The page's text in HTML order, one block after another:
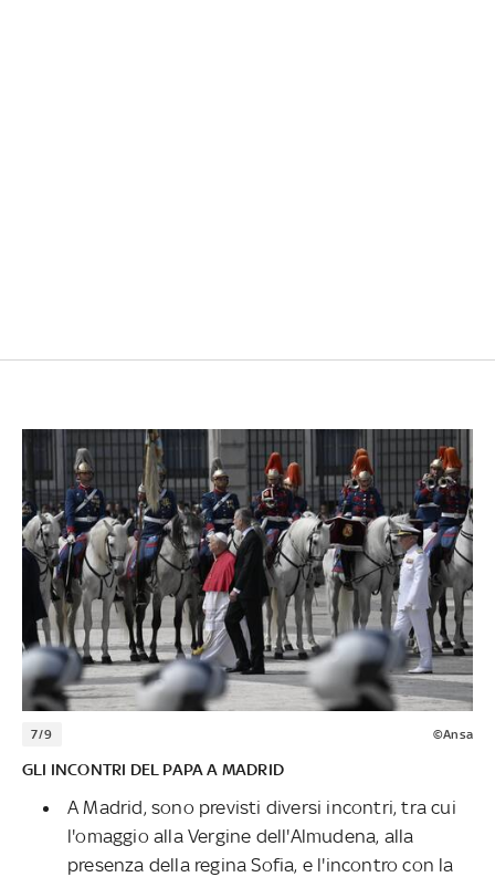
7/9 ©Ansa
GLI INCONTRI DEL PAPA A MADRID
A Madrid, sono previsti diversi incontri, tra cui
l'omaggio alla Vergine dell'Almudena, alla
presenza della regina Sofia, e l'incontro con la